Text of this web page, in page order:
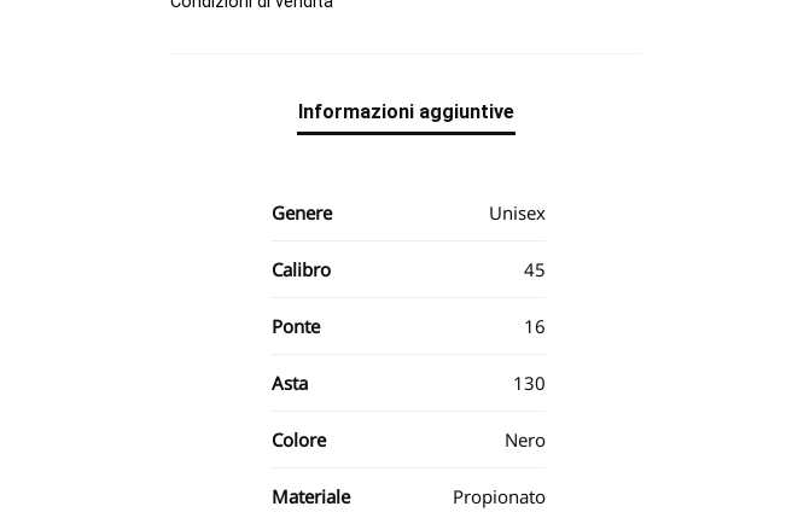
Informazioni aggiuntive
Genere Unisex
Calibro 45
Ponte 16
Asta 130
Colore Nero
Materiale Propionato